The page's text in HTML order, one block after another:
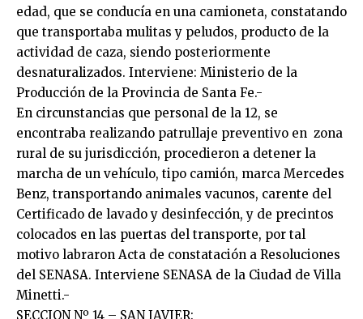
edad, que se conducía en una camioneta, constatando
que transportaba mulitas y peludos, producto de la
actividad de caza, siendo posteriormente
desnaturalizados. Interviene: Ministerio de la
Producción de la Provincia de Santa Fe.-
En circunstancias que personal de la 12, se
encontraba realizando patrullaje preventivo en zona
rural de su jurisdicción, procedieron a detener la
marcha de un vehículo, tipo camión, marca Mercedes
Benz, transportando animales vacunos, carente del
Certificado de lavado y desinfección, y de precintos
colocados en las puertas del transporte, por tal
motivo labraron Acta de constatación a Resoluciones
del SENASA. Interviene SENASA de la Ciudad de Villa
Minetti.-
SECCION Nº 14 – SAN JAVIER: